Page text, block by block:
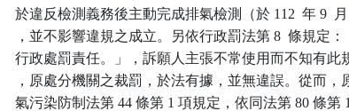
於違反檢測義務後主動完成排氣檢測（於 112  年 9
，並不影響違規之成立。另依行政罰法第 8  條規定
行政處罰責任。」，訴願人主張不常使用而不知有
，原處分機關之裁罰，於法有據，並無違誤。從而
氣污染防制法第 44 條第 1 項規定，依同法第 80 條